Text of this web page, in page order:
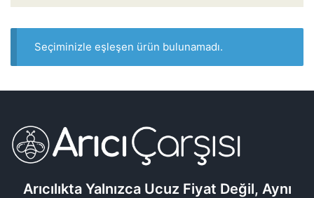
Seçiminizle eşleşen ürün bulunamadı.
Arıcılıkta Yalnızca Ucuz Fiyat Değil, Aynı